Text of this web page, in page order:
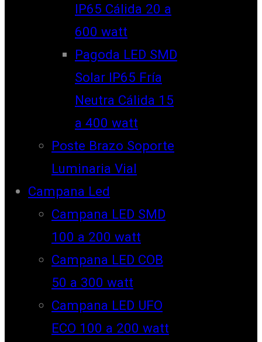
IP65 Cálida 20 a
600 watt
Pagoda LED SMD
Solar IP65 Fría
Neutra Cálida 15
a 400 watt
Poste Brazo Soporte
Luminaria Vial
Campana Led
Campana LED SMD
100 a 200 watt
Campana LED COB
50 a 300 watt
Campana LED UFO
ECO 100 a 200 watt